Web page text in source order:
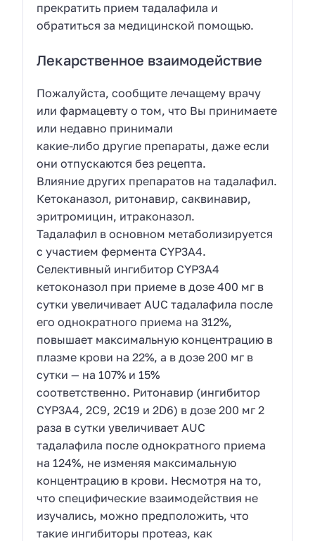
прекратить прием тадалафила и
обратиться за медицинской помощью.
Лекарственное взаимодействие
Пожалуйста, сообщите лечащему врачу
или фармацевту о том, что Вы принимаете
или недавно принимали
какие-либо другие препараты, даже если
они отпускаются без рецепта.
Влияние других препаратов на тадалафил.
Кетоканазол, ритонавир, саквинавир,
эритромицин, итраконазол.
Тадалафил в основном метаболизируется
с участием фермента CYP3A4.
Селективный ингибитор CYP3A4
кетоконазол при приеме в дозе 400 мг в
сутки увеличивает AUC тадалафила после
его однократного приема на 312%,
повышает максимальную концентрацию в
плазме крови на 22%, а в дозе 200 мг в
сутки — на 107% и 15%
соответственно. Ритонавир (ингибитор
CYP3A4, 2С9, 2С19 и 2D6) в дозе 200 мг 2
раза в сутки увеличивает AUC
тадалафила после однократного приема
на 124%, не изменяя максимальную
концентрацию в крови. Несмотря на то,
что специфические взаимодействия не
изучались, можно предположить, что
такие ингибиторы протеаз, как